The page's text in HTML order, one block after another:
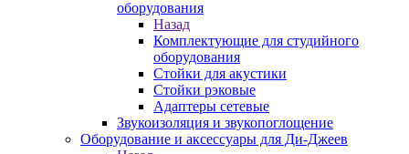
оборудования
Назад
Комплектующие для студийного
оборудования
Стойки для акустики
Стойки рэковые
Адаптеры сетевые
Звукоизоляция и звукопоглощение
Оборудование и аксессуары для Ди-Джеев